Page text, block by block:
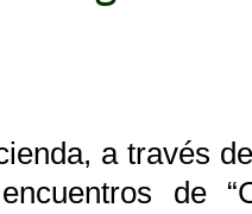
a través
de